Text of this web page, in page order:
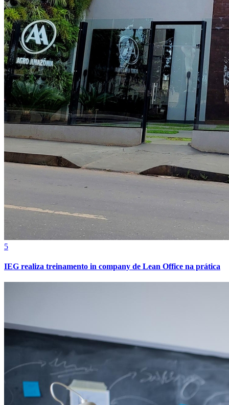
Atlético-MG
5
IEG realiza treinamento in company de Lean Office na prática